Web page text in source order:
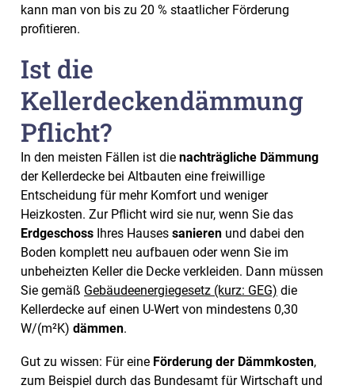
kann man von bis zu 20 % staatlicher Förderung
profitieren.
Ist die
Kellerdeckendämmung
Pflicht?
In den meisten Fällen ist die nachträgliche Dämmung
der Kellerdecke bei Altbauten eine freiwillige
Entscheidung für mehr Komfort und weniger
Heizkosten. Zur Pflicht wird sie nur, wenn Sie das
Erdgeschoss Ihres Hauses sanieren und dabei den
Boden komplett neu aufbauen oder wenn Sie im
unbeheizten Keller die Decke verkleiden. Dann müssen
Sie gemäß Gebäudeenergiegesetz (kurz: GEG) die
Kellerdecke auf einen U-Wert von mindestens 0,30
W/(m²K) dämmen.
Gut zu wissen: Für eine Förderung der Dämmkosten,
zum Beispiel durch das Bundesamt für Wirtschaft und